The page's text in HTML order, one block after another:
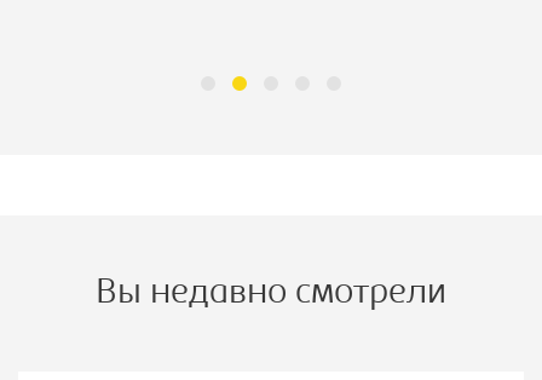
Вы недавно смотрели